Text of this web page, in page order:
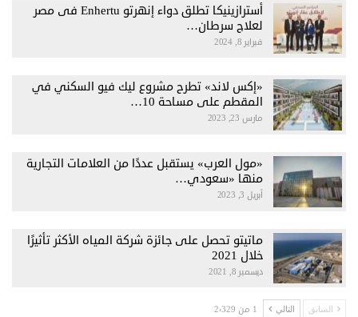
أسترازينيكا تطلق دواء إنهرتو Enhertu فى مصر
لعلاج سرطان…
فبراير 8, 2024
«إكس لاند» تطرح مشروع ليك فيو السكني في
المقطم على مساحة 10…
مارس 23, 2023
«مول العرب» يستقبل عددًا من العلامات التجارية
منها «سعودي…
أبريل 3, 2023
ماتيتو تحصل على جائزة شركة المياه الأكثر تأثيرًا
خلال 2021
ديسمبر 8, 2021
السابق التالي 1 من 2٬329